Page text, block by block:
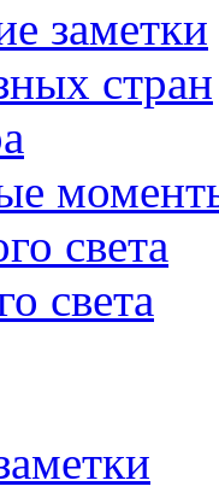
заметки
стран
света
света